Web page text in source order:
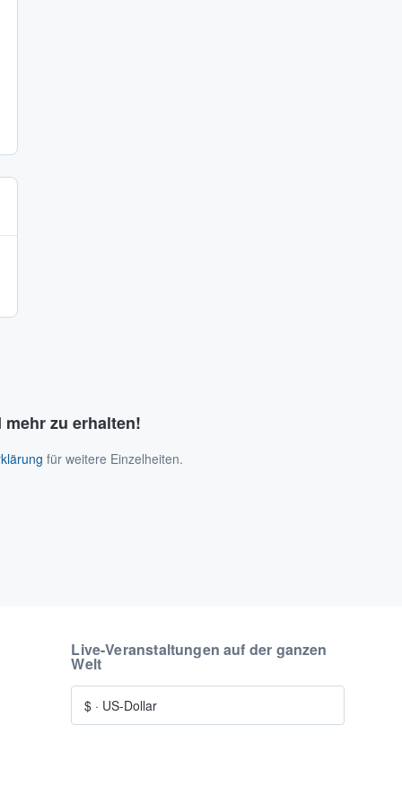
zu erhalten!
für weitere Einzelheiten.
Live-Veranstaltungen auf der ganzen
Welt
$ · US-Dollar